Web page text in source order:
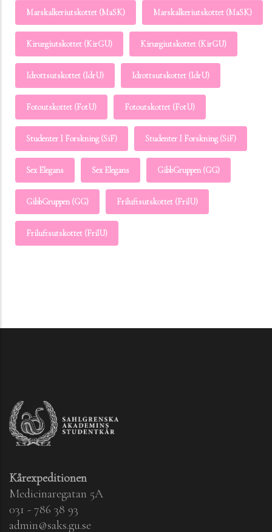
Marskalkeriutskottet (MaSK) Marskalkeriutskottet (MaSK)
Kirurgiutskottet (KirGU) Kirurgiutskottet (KirGU)
Idrottsutskottet (IdrU) Idrottsutskottet (IdrU)
Fotoutskottet (FotU) Fotoutskottet (FotU)
Studenter I Forskning (SiF) Studenter I Forskning (SiF)
Sex Elegans Sex Elegans GibbGruppen (GG)
GibbGruppen (GG) Friluftsutskottet (FrilU)
Friluftsutskottet (FrilU)
Kårexpeditionen
Medicinaregatan 5A
031 - 786 38 93
admin@saks.gu.se